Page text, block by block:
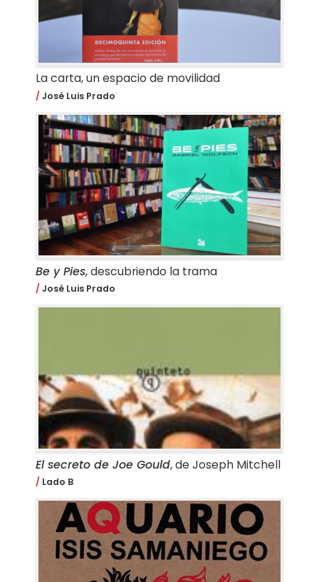
La carta, un espacio de movilidad
José Luis Prado
Be y Pies, descubriendo la trama
José Luis Prado
El secreto de Joe Gould, de Joseph Mitchell
Lado B